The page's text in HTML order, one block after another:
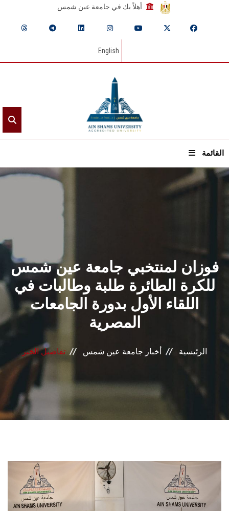
أهلاً بك في جامعة عين شمس
English
القائمة
القطاعـات
الشئون الأكاديمية
البحث العلمي
الرعاية الصحية
المراكز والوحدات
الأنظمة الذكية
الإعلام
الطلاب
هيئة التدريس
فوزان لمنتخبي جامعة عين شمس
للكرة الطائرة طلبة وطالبات في
اللقاء الأول بدورة الجامعات
المصرية
الرئيسية أخبار جامعة عين شمس تفاصيل الخبر